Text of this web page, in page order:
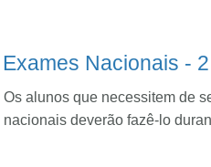
Exames Nacionais -
Os alunos que necessitem de
nacionais deverão fazê-lo